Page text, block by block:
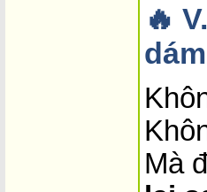
🔥
Mà